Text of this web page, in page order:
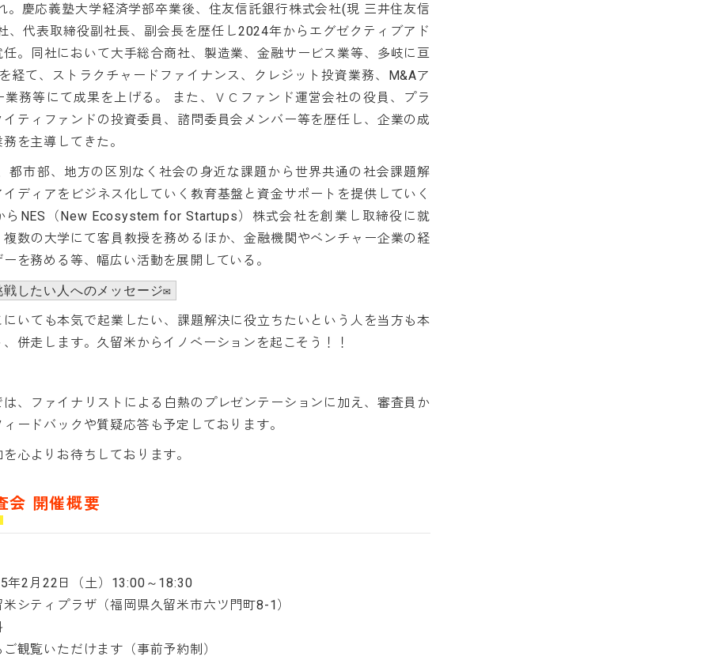
。慶応義塾大学経済学部卒業後、住友信託銀行株式会社(現 三井住友信
、代表取締役副社長、副会長を歴任し2024年からエグゼクティブアド
任。同社において大手総合商社、製造業、金融サービス業等、多岐に亘
経て、ストラクチャードファイナンス、クレジット投資業務、M&Aア
業務等にて成果を上げる。 また、ＶＣファンド運営会社の役員、プラ
イティファンドの投資委員、諮問委員会メンバー等を歴任し、企業の成
を主導してきた。
都市部、地方の区別なく社会の身近な課題から世界共通の社会課題解
ディアをビジネス化していく教育基盤と資金サポートを提供していく
らNES（New Ecosystem for Startups）株式会社を創業し取締役に就
数の大学にて客員教授を務めるほか、金融機関やベンチャー企業の経
を務める等、幅広い活動を展開している。
したい人へのメッセージ✉️
いても本気で起業したい、課題解決に役立ちたいという人を当方も本
併走します。久留米からイノベーションを起こそう！！
、ファイナリストによる白熱のプレゼンテーションに加え、審査員か
ードバックや質疑応答も予定しております。
心よりお待ちしております。
会 開催概要
2月22日（土）13:00～18:30
シティプラザ（福岡県久留米市六ツ門町8-1）
観覧いただけます（事前予約制）